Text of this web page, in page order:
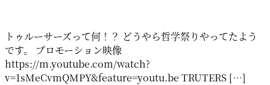
トゥルーサーズって何！？ どうやら哲学祭りやってたよう
です。 プロモーション映像
https://m.youtube.com/watch?
v=1sMeCvmQMPY&feature=youtu.be TRUTERS […]